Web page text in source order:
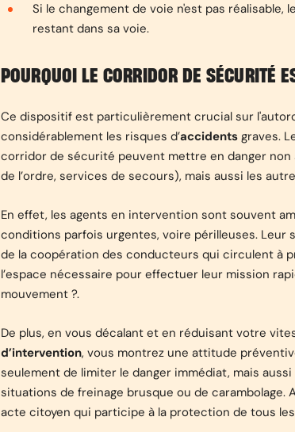
Si le changement de voie n'est pas
restant dans sa voie.
POURQUOI LE CORRIDOR DE SÉCURITÉ
Ce dispositif est particulièrement crucial sur
considérablement les risques d’accidentsgraves.
corridor de sécurité peuvent mettre en danger
de l’ordre, services de secours), mais aussi les
En effet, les agents en intervention sont souvent
conditions parfois urgentes, voire périlleuses.
de la coopération des conducteurs qui circulent à
l’espace nécessaire pour effectuer leur mission
mouvement ?.
De plus, en vous décalant et en réduisant votre
d’intervention, vous montrez une attitude
seulement de limiter le danger immédiat, mais
situations de freinage brusque ou de
acte citoyen qui participe à la protection de tous